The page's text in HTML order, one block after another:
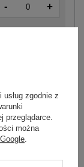
- +
- +
zgodnie z
przeglądarce.
można
.